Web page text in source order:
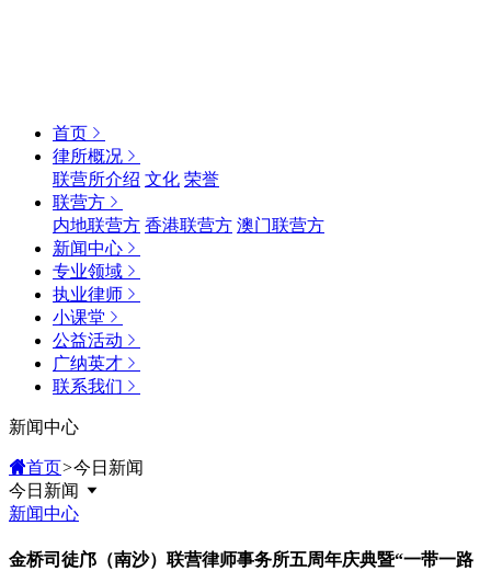
首页
律所概况
联营所介绍 文化 荣誉
联营方
内地联营方 香港联营方 澳门联营方
新闻中心
专业领域
执业律师
小课堂
公益活动
广纳英才
联系我们
新闻中心
首页>今日新闻
今日新闻
新闻中心
金桥司徒邝（南沙）联营律师事务所五周年庆典暨“一带一路